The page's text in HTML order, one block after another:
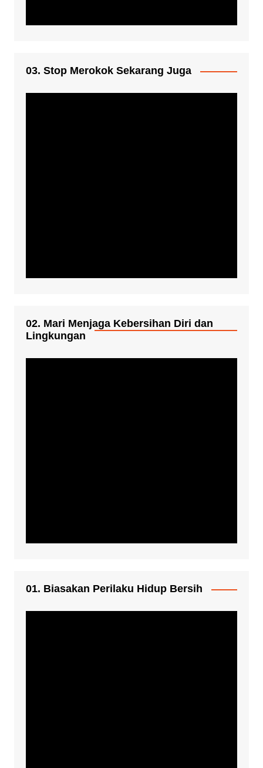
03. Stop Merokok Sekarang Juga
02. Mari Menjaga Kebersihan Diri dan
Lingkungan
01. Biasakan Perilaku Hidup Bersih